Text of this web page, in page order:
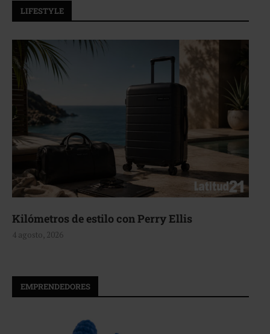
LIFESTYLE
Kilómetros de estilo con Perry Ellis
4 agosto, 2026
EMPRENDEDORES